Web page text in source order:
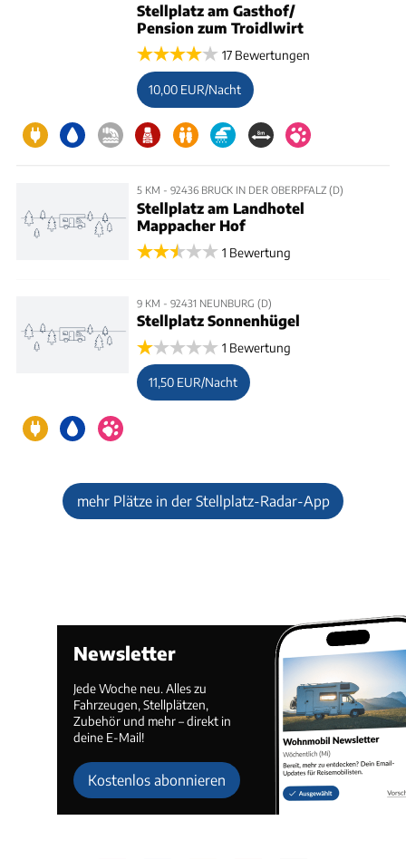
Stellplatz am Gasthof/
Pension zum Troidlwirt
17 Bewertungen
10,00 EUR/Nacht
5 KM - 92436 BRUCK IN DER OBERPFALZ (D)
Stellplatz am Landhotel
Mappacher Hof
1 Bewertung
9 KM - 92431 NEUNBURG (D)
Stellplatz Sonnenhügel
1 Bewertung
11,50 EUR/Nacht
mehr Plätze in der Stellplatz-Radar-App
Newsletter
Jede Woche neu. Alles zu
Fahrzeugen, Stellplätzen,
Zubehör und mehr – direkt in
deine E-Mail!
Kostenlos abonnieren